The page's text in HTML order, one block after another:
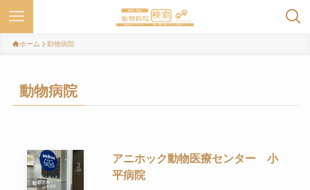
ホーム 動物病院
動物病院
アニホック動物医療センター 小
平病院